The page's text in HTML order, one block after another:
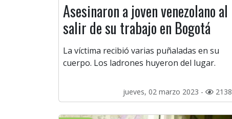
Asesinaron a joven venezolano al
salir de su trabajo en Bogotá
La víctima recibió varias puñaladas en su
cuerpo. Los ladrones huyeron del lugar.
jueves, 02 marzo 2023 - 2138